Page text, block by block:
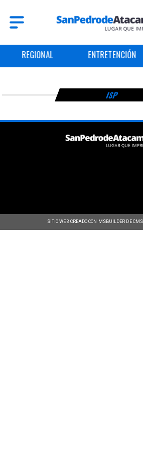
REGIONAL ENTRETENCIÓN
ISP
SITIO WEB CREADO CON MSBUILDER DE